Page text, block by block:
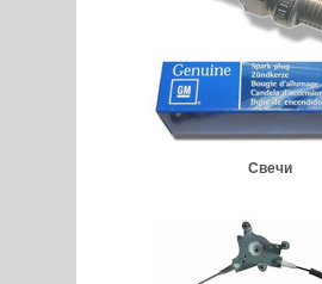
Свечи